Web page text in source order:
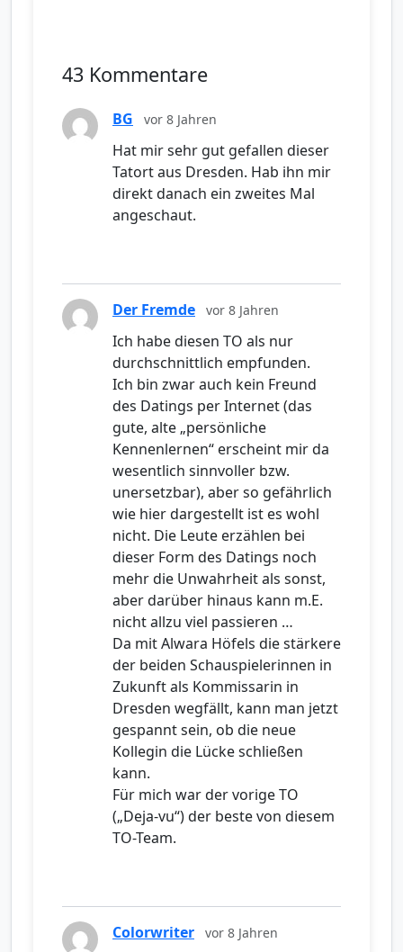
43 Kommentare
BG vor 8 Jahren
Hat mir sehr gut gefallen dieser
Tatort aus Dresden. Hab ihn mir
direkt danach ein zweites Mal
angeschaut.
Der Fremde vor 8 Jahren
Ich habe diesen TO als nur
durchschnittlich empfunden.
Ich bin zwar auch kein Freund
des Datings per Internet (das
gute, alte „persönliche
Kennenlernen“ erscheint mir da
wesentlich sinnvoller bzw.
unersetzbar), aber so gefährlich
wie hier dargestellt ist es wohl
nicht. Die Leute erzählen bei
dieser Form des Datings noch
mehr die Unwahrheit als sonst,
aber darüber hinaus kann m.E.
nicht allzu viel passieren …
Da mit Alwara Höfels die stärkere
der beiden Schauspielerinnen in
Zukunft als Kommissarin in
Dresden wegfällt, kann man jetzt
gespannt sein, ob die neue
Kollegin die Lücke schließen
kann.
Für mich war der vorige TO
(„Deja-vu“) der beste von diesem
TO-Team.
Colorwriter vor 8 Jahren